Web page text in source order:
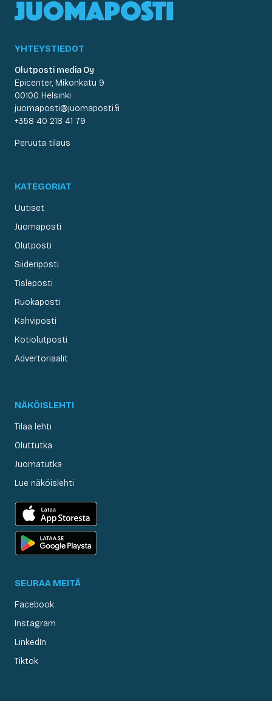
YHTEYSTIEDOT
Olutposti media Oy
Epicenter, Mikonkatu 9
00100 Helsinki
juomaposti@juomaposti.fi
+358 40 218 41 79
Peruuta tilaus
KATEGORIAT
Uutiset
Juomaposti
Olutposti
Siideriposti
Tisleposti
Ruokaposti
Kahviposti
Kotiolutposti
Advertoriaalit
NÄKÖISLEHTI
Tilaa lehti
Oluttutka
Juomatutka
Lue näköislehti
SEURAA MEITÄ
Facebook
Instagram
LinkedIn
Tiktok